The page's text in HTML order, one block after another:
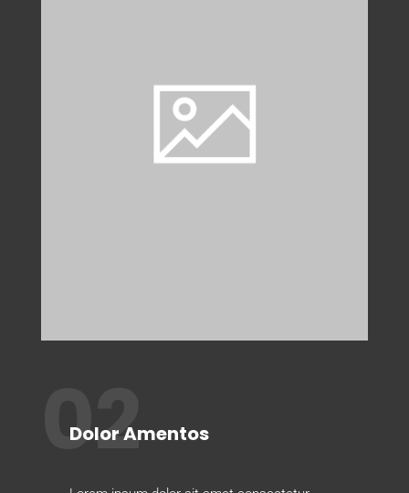
02
Dolor Amentos